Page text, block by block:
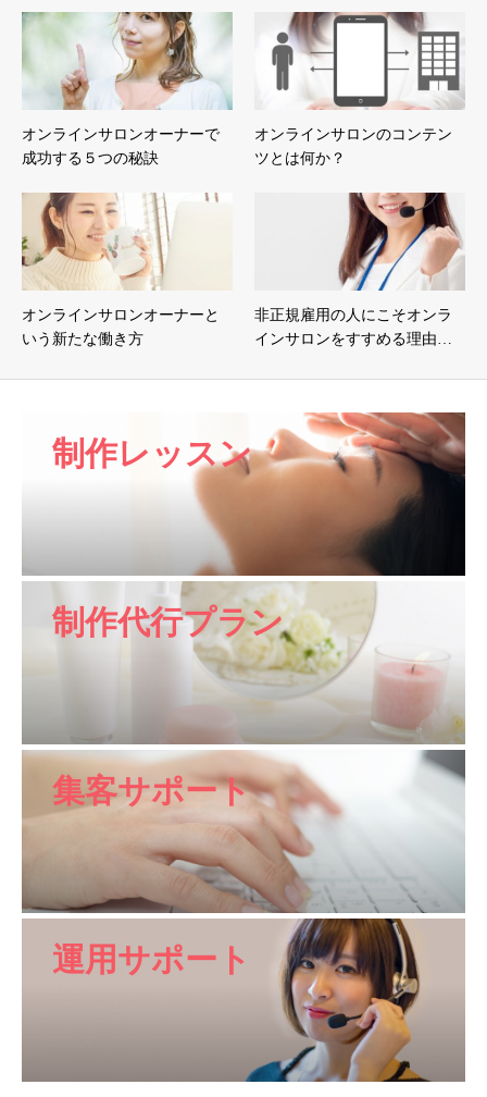
オンラインサロンオーナーで
成功する５つの秘訣
オンラインサロンのコンテン
ツとは何か？
オンラインサロンオーナーと
いう新たな働き方
非正規雇用の人にこそオンラ
インサロンをすすめる理由…
制作レッスン
制作代行プラン
集客サポート
運用サポート